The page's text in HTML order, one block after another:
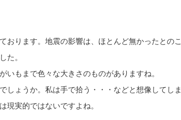
おります。地震の影響は、ほとんど無かったとのこ
た。
いもまで色々な大きさのものがありますね。
しょうか。私は手で拾う・・・などと想像してしま
現実的ではないですよね。